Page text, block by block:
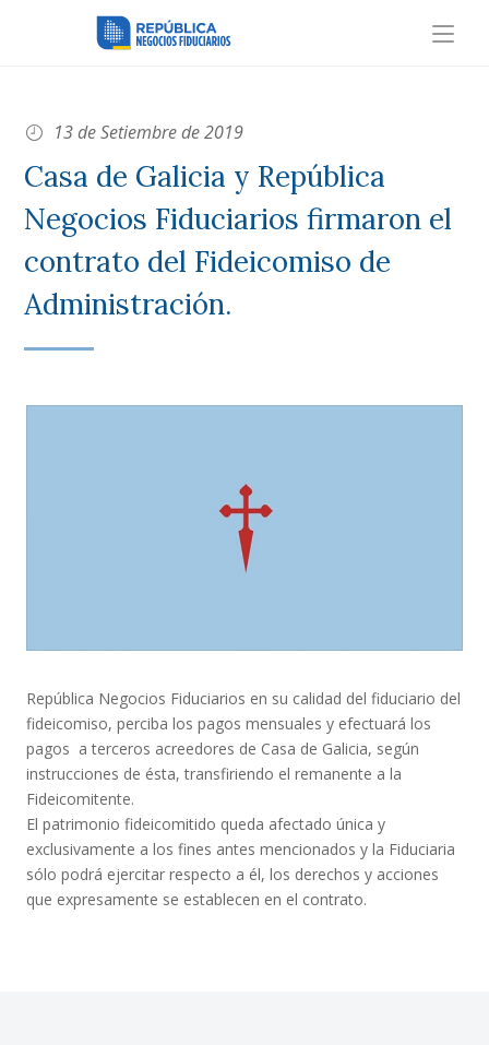
13 de Setiembre de 2019
Casa de Galicia y República
Negocios Fiduciarios firmaron el
contrato del Fideicomiso de
Administración.
República Negocios Fiduciarios en su calidad del fiduciario del
fideicomiso, perciba los pagos mensuales y efectuará los
pagos a terceros acreedores de Casa de Galicia, según
instrucciones de ésta, transfiriendo el remanente a la
Fideicomitente.
El patrimonio fideicomitido queda afectado única y
exclusivamente a los fines antes mencionados y la Fiduciaria
sólo podrá ejercitar respecto a él, los derechos y acciones
que expresamente se establecen en el contrato.